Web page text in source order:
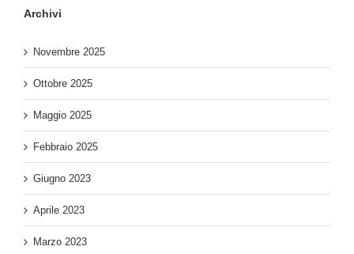
Archivi
Novembre 2025
Ottobre 2025
Maggio 2025
Febbraio 2025
Giugno 2023
Aprile 2023
Marzo 2023